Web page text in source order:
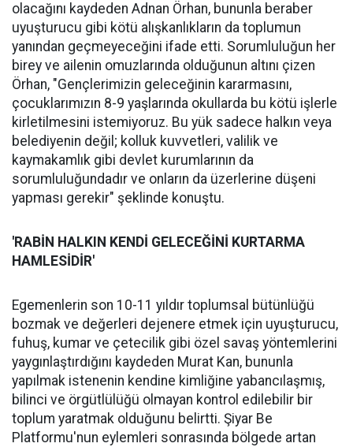
olacağını kaydeden Adnan Örhan, bununla beraber
uyuşturucu gibi kötü alışkanlıkların da toplumun
yanından geçmeyeceğini ifade etti. Sorumluluğun her
birey ve ailenin omuzlarında olduğunun altını çizen
Örhan, "Gençlerimizin geleceğinin kararmasını,
çocuklarımızın 8-9 yaşlarında okullarda bu kötü işlerle
kirletilmesini istemiyoruz. Bu yük sadece halkın veya
belediyenin değil; kolluk kuvvetleri, valilik ve
kaymakamlık gibi devlet kurumlarının da
sorumluluğundadır ve onların da üzerlerine düşeni
yapması gerekir" şeklinde konuştu.
'RABİN HALKIN KENDİ GELECEĞİNİ KURTARMA
HAMLESİDİR'
Egemenlerin son 10-11 yıldır toplumsal bütünlüğü
bozmak ve değerleri dejenere etmek için uyuşturucu,
fuhuş, kumar ve çetecilik gibi özel savaş yöntemlerini
yaygınlaştırdığını kaydeden Murat Kan, bununla
yapılmak istenenin kendine kimliğine yabancılaşmış,
bilinci ve örgütlülüğü olmayan kontrol edilebilir bir
toplum yaratmak olduğunu belirtti. Şiyar Be
Platformu'nun eylemleri sonrasında bölgede artan